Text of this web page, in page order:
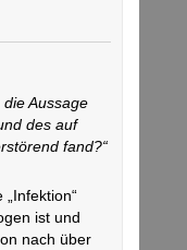
die Aussage
des auf
fand?“
ist und
nach über